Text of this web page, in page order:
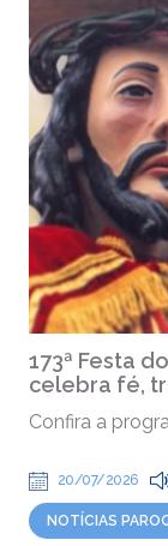
173ª Festa
celebra fé,
Confira a
20/07/2026
NOTÍCIAS